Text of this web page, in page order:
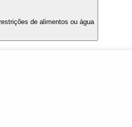
de alimentos ou água